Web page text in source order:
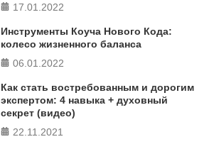
17.01.2022
Инструменты Коуча Нового Кода:
колесо жизненного баланса
06.01.2022
Как стать востребованным и дорогим
экспертом: 4 навыка + духовный
секрет (видео)
22.11.2021